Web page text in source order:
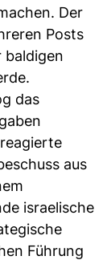
Der
Posts
baldigen
das
aus
israelische
Führung